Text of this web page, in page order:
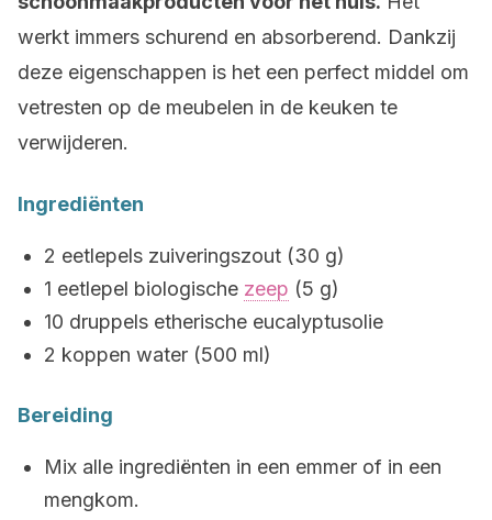
werkt immers schurend en absorberend. Dankzij
deze eigenschappen is het een perfect middel om
vetresten op de meubelen in de keuken te
verwijderen.
Ingrediënten
2 eetlepels zuiveringszout (30 g)
1 eetlepel biologische zeep (5 g)
10 druppels etherische eucalyptusolie
2 koppen water (500 ml)
Bereiding
Mix alle ingrediënten in een emmer of in een
mengkom.